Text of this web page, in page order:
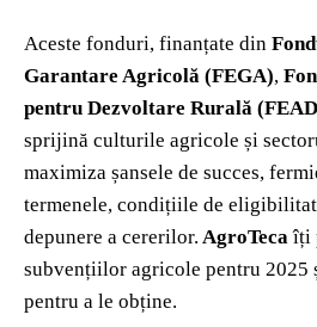
Aceste fonduri, finanțate din
Garantare Agricolă (FEGA),
pentru Dezvoltare Rurală
sprijină culturile agricole și
maximiza șansele de succes,
termenele, condițiile de
depunere a cererilor. AgroTeca îți
subvențiilor agricole pentru 2025
pentru a le obține.